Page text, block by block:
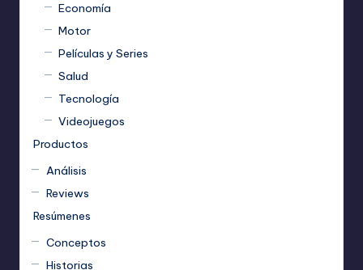
Economía
Motor
Películas y Series
Salud
Tecnología
Videojuegos
Productos
Análisis
Reviews
Resúmenes
Conceptos
Historias